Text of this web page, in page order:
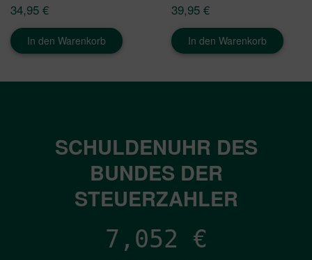
34,95 €
In den Warenkorb
39,95 €
In den Warenkorb
SCHULDENUHR DES
BUNDES DER
STEUERZAHLER
7,052 €